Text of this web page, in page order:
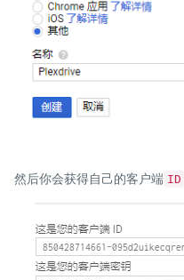
然后你会获得自己的客户端 ID